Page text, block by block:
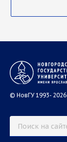
© НовГУ 1993- 2026